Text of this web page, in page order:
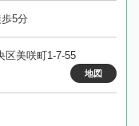
5分
区美咲町1-7-55
地図